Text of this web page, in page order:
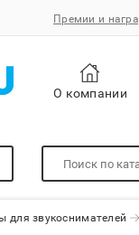
Премии и
О компании
для звукоснимателей